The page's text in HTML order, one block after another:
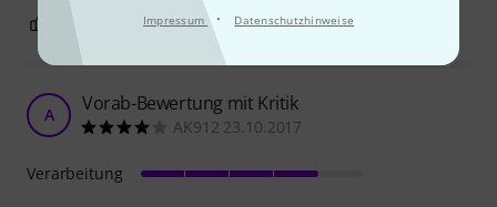
Impressum · Datenschutzhinweise
BEWERTUNG MELDEN
A Vorab-Bewertung mit Kritik
AK912 23.10.2017
Verarbeitung